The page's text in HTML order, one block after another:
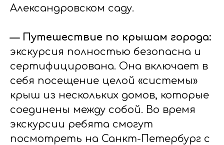
Александровском саду.
— Путешествие по крышам города:
экскурсия полностью безопасна и
сертифицирована. Она включает в
себя посещение целой «системы»
крыш из нескольких домов, которые
соединены между собой. Во время
экскурсии ребята смогут
посмотреть на Санкт-Петербург с